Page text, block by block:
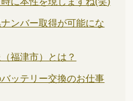
ンバー取得が可能にな
福津市）とは？
ッテリー交換のお仕事